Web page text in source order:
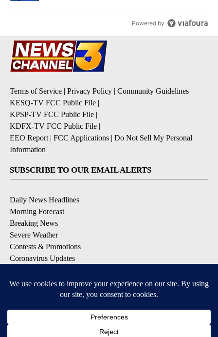
Powered by
Terms of Service | Privacy Policy | Community Guidelines
KESQ-TV FCC Public File |
KPSP-TV FCC Public File |
KDFX-TV FCC Public File |
EEO Report | FCC Applications | Do Not Sell My Personal
Information
SUBSCRIBE TO OUR EMAIL ALERTS
Daily News Headlines
Morning Forecast
Breaking News
Severe Weather
Contests & Promotions
Coronavirus Updates
Available for iOS and Android